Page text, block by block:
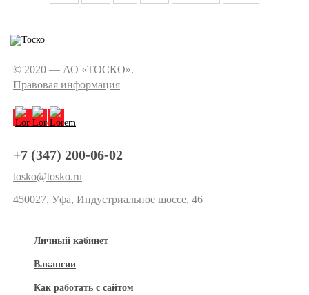
© 2020 — АО «ТОСКО».
Правовая информация
+7 (347) 200-06-02
tosko@tosko.ru
450027, Уфа, Индустриальное шоссе, 46
Личный кабинет
Вакансии
Как работать с сайтом